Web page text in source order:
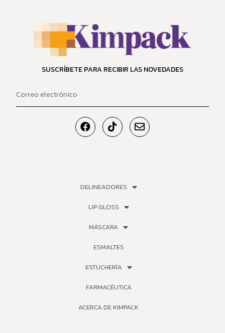
SUSCRÍBETE PARA RECIBIR LAS NOVEDADES
DELINEADORES
LIP GLOSS
MÁSCARA
ESMALTES
ESTUCHERÍA
FARMACÉUTICA
ACERCA DE KIMPACK